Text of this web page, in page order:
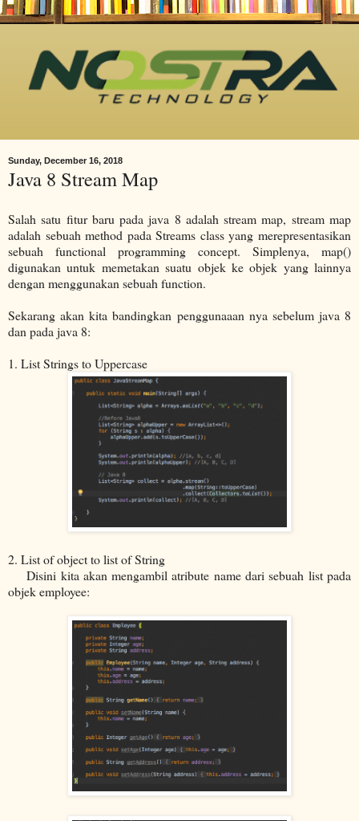
Sunday, December 16, 2018
Java 8 Stream Map
Salah satu fitur baru pada java 8 adalah stream map, stream map
adalah sebuah method pada Streams class yang merepresentasikan
sebuah functional programming concept. Simplenya, map()
digunakan untuk memetakan suatu objek ke objek yang lainnya
dengan menggunakan sebuah function.
Sekarang akan kita bandingkan penggunaaan nya sebelum java 8
dan pada java 8:
1. List Strings to Uppercase
2. List of object to list of String
Disini kita akan mengambil atribute name dari sebuah list pada
objek employee: